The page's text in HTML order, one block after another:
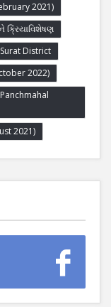
2021)
District
2022)
2021)